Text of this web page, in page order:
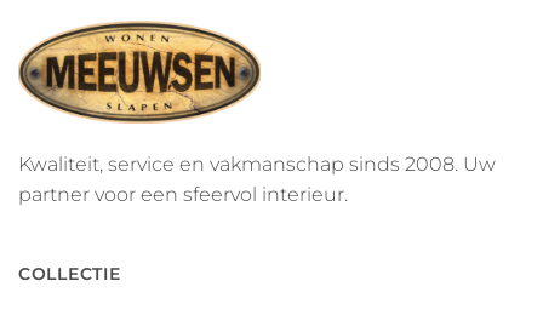
Kwaliteit, service en vakmanschap sinds 2008. Uw
partner voor een sfeervol interieur.
COLLECTIE